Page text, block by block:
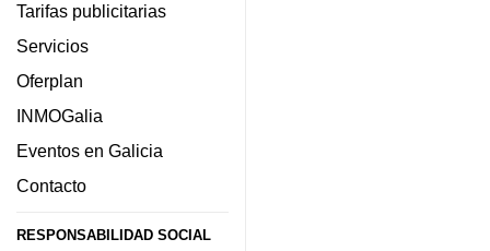
Tarifas publicitarias
Servicios
Oferplan
INMOGalia
Eventos en Galicia
Contacto
RESPONSABILIDAD SOCIAL